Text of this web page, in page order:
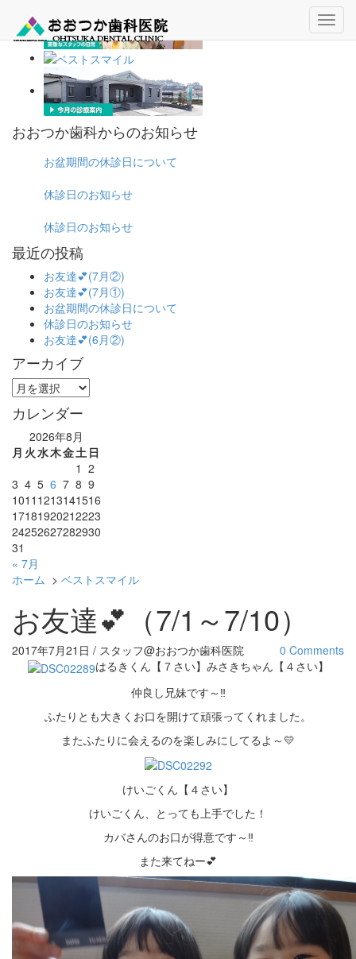
おおつか歯科からのお知らせ
お盆期間の休診日について
休診日のお知らせ
休診日のお知らせ
最近の投稿
お友達💕(7月②)
お友達💕(7月①)
お盆期間の休診日について
休診日のお知らせ
お友達💕(6月②)
アーカイブ
ア
ー
カ
ブ
カレンダー
2026年8月
月 火水木金土 日
1 2
3 4 5 6 7 8 9
1011 1213141516
17181920212223
24252627282930
31
« 7月
ホーム > ベストスマイル
お友達💕（7/1～7/10）
0 Comments
2017年7月21日 / スタッフ@おおつか歯科医院
はるきくん【７さい】みさきちゃん【４さい】
仲良し兄妹です～‼
ふたりとも大きくお口を開けて頑張ってくれました。
またふたりに会えるのを楽しみにしてるよ～💛
けいごくん【４さい】
けいごくん、とっても上手でした！
カバさんのお口が得意です～‼
また来てねー💕